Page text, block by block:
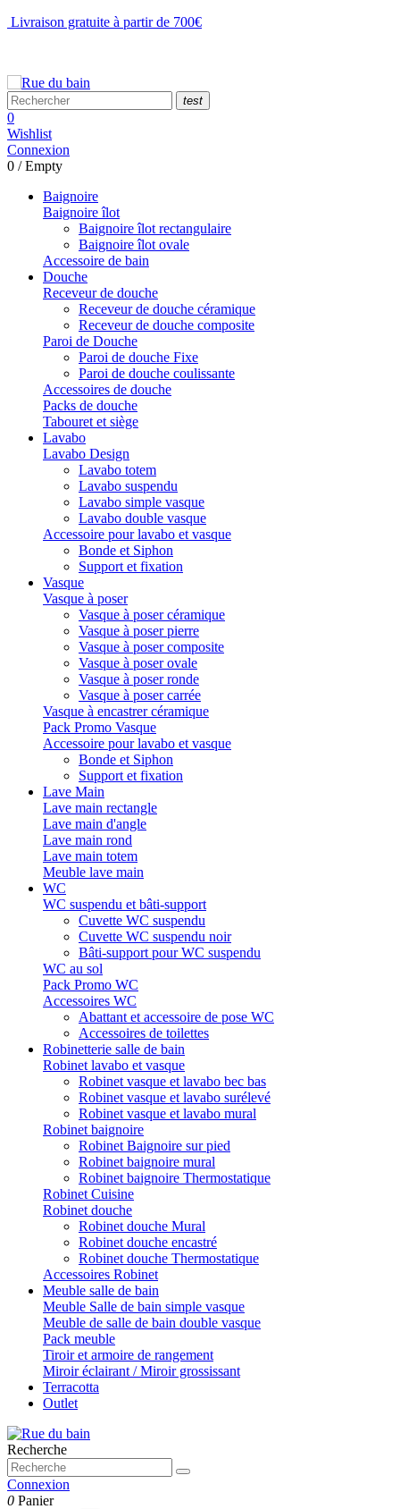
Livraison gratuite à partir de 700€
test
0
Wishlist
Connexion
0 /Empty
Baignoire
Baignoire îlot
Baignoire îlot rectangulaire
Baignoire îlot ovale
Accessoire de bain
Douche
Receveur de douche
Receveur de douche céramique
Receveur de douche composite
Paroi de Douche
Paroi de douche Fixe
Paroi de douche coulissante
Accessoires de douche
Packs de douche
Tabouret et siège
Lavabo
Lavabo Design
Lavabo totem
Lavabo suspendu
Lavabo simple vasque
Lavabo double vasque
Accessoire pour lavabo et vasque
Bonde et Siphon
Support et fixation
Vasque
Vasque à poser
Vasque à poser céramique
Vasque à poser pierre
Vasque à poser composite
Vasque à poser ovale
Vasque à poser ronde
Vasque à poser carrée
Vasque à encastrer céramique
Pack Promo Vasque
Accessoire pour lavabo et vasque
Bonde et Siphon
Support et fixation
Lave Main
Lave main rectangle
Lave main d'angle
Lave main rond
Lave main totem
Meuble lave main
WC
WC suspendu et bâti-support
Cuvette WC suspendu
Cuvette WC suspendu noir
Bâti-support pour WC suspendu
WC au sol
Pack Promo WC
Accessoires WC
Abattant et accessoire de pose WC
Accessoires de toilettes
Robinetterie salle de bain
Robinet lavabo et vasque
Robinet vasque et lavabo bec bas
Robinet vasque et lavabo surélevé
Robinet vasque et lavabo mural
Robinet baignoire
Robinet Baignoire sur pied
Robinet baignoire mural
Robinet baignoire Thermostatique
Robinet Cuisine
Robinet douche
Robinet douche Mural
Robinet douche encastré
Robinet douche Thermostatique
Accessoires Robinet
Meuble salle de bain
Meuble Salle de bain simple vasque
Meuble de salle de bain double vasque
Pack meuble
Tiroir et armoire de rangement
Miroir éclairant / Miroir grossissant
Terracotta
Outlet
Recherche
Connexion
0 Panier